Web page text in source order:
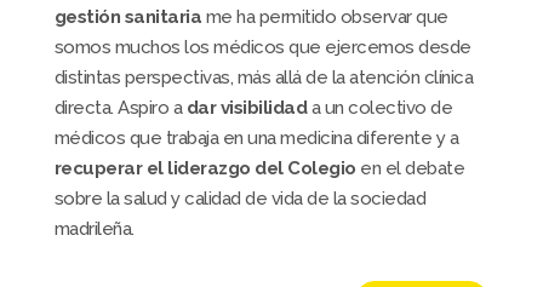
gestión sanitaria me ha permitido observar que
somos muchos los médicos que ejercemos desde
distintas perspectivas, más allá de la atención clínica
directa. Aspiro a dar visibilidada un colectivo de
médicos que trabaja en una medicina diferente y a
recuperar el liderazgo del Colegio en el debate
sobre la salud y calidad de vida de la sociedad
madrileña.